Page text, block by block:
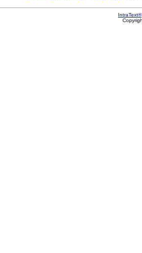
IntraText®